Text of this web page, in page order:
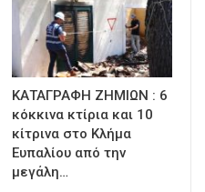
ΚΑΤΑΓΡΑΦΗ ΖΗΜΙΩΝ : 6
κόκκινα κτίρια και 10
κίτρινα στο Κλήμα
Ευπαλίου από την
μεγάλη…